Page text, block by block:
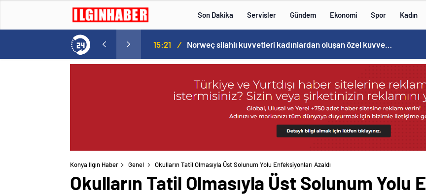
Son Dakika Servisler Gündem Ekonomi Spor Kadın
Tam 5 futbolcu…. 15:21 / Norweç silahlı kuvvetleri kadınlardan oluşan özel kuvvetler eğitimlerini başlattı.
Konya Ilgın Haber Genel Okulların Tatil Olmasıyla Üst Solunum Yolu Enfeksiyonları Azaldı
Okulların Tatil Olmasıyla Üst Solunum Yolu